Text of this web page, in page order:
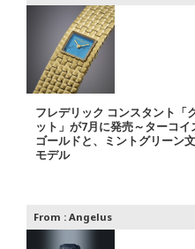
フレデリック コンスタント「
ット」が7月に発売～ターコ
ゴールドと、ミントグリーン
モデル
From : Angelus